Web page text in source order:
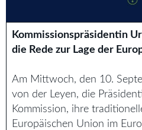
Kommissionspräsidentin
die Rede zur Lage der
Am Mittwoch, den 10.
von der Leyen, die
Kommission, ihre
Europäischen Union im